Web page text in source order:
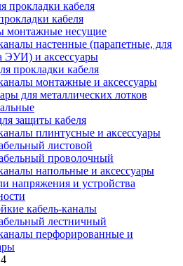
кабеля
монтажные несущие
настенные (парапетные, для
ЭУИ) и аксессуары
прокладки кабеля
монтажные и аксессуары
для металлических лотков
защиты кабеля
плинтусные и аксессуары
листовой
проволочный
напольные и аксессуары
напряжения и устройства
кабель-каналы
лестничный
перфорированные и